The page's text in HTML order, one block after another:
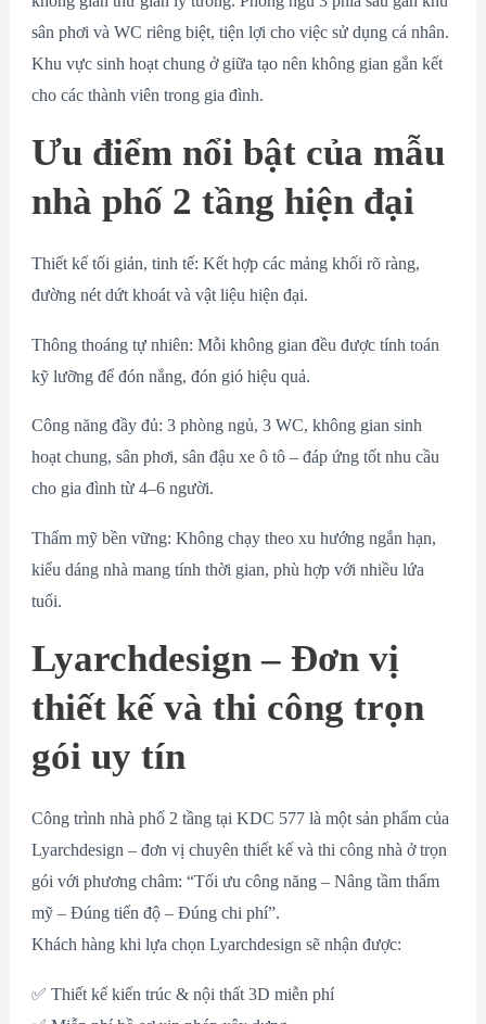
sân phơi và WC riêng biệt, tiện lợi cho việc sử dụng cá nhân.
Khu vực sinh hoạt chung ở giữa tạo nên không gian gắn kết
cho các thành viên trong gia đình.
Ưu điểm nổi bật của mẫu
nhà phố 2 tầng hiện đại
Thiết kế tối giản, tinh tế: Kết hợp các mảng khối rõ ràng,
đường nét dứt khoát và vật liệu hiện đại.
Thông thoáng tự nhiên: Mỗi không gian đều được tính toán
kỹ lưỡng để đón nắng, đón gió hiệu quả.
Công năng đầy đủ: 3 phòng ngủ, 3 WC, không gian sinh
hoạt chung, sân phơi, sân đậu xe ô tô – đáp ứng tốt nhu cầu
cho gia đình từ 4–6 người.
Thẩm mỹ bền vững: Không chạy theo xu hướng ngắn hạn,
kiểu dáng nhà mang tính thời gian, phù hợp với nhiều lứa
tuổi.
Lyarchdesign – Đơn vị
thiết kế và thi công trọn
gói uy tín
Công trình nhà phố 2 tầng tại KDC 577 là một sản phẩm của
Lyarchdesign – đơn vị chuyên thiết kế và thi công nhà ở trọn
gói với phương châm: “Tối ưu công năng – Nâng tầm thẩm
mỹ – Đúng tiến độ – Đúng chi phí”.
Khách hàng khi lựa chọn Lyarchdesign sẽ nhận được:
✅ Thiết kế kiến trúc & nội thất 3D miễn phí